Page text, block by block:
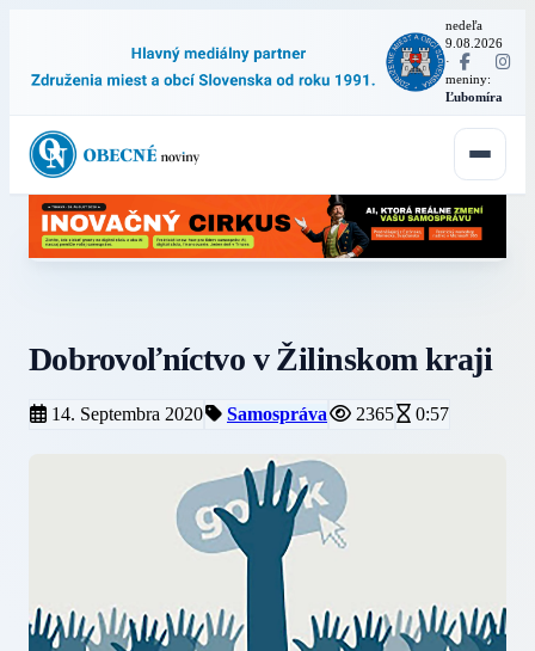
nedeľa
9.08.2026
·
meniny:
Ľubomíra
Dobrovoľníctvo v Žilinskom kraji
14. Septembra 2020 Samospráva 2365 0:57